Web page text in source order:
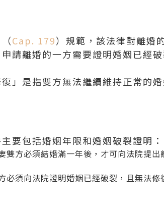
Cap. 179）規範，該法律對離婚
請離婚的一方需要證明婚姻已經
」是指雙方無法繼續維持正常的
要包括婚姻年限和婚姻破裂證明：
雙方必須結婚滿一年後，才可向法院提
必須向法院證明婚姻已經破裂，且無法